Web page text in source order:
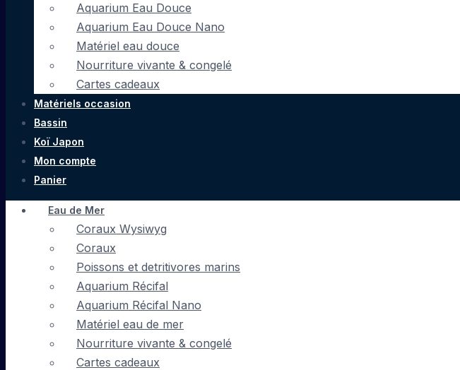
Aquarium Eau Douce
Aquarium Eau Douce Nano
Matériel eau douce
Nourriture vivante & congelé
Cartes cadeaux
Matériels occasion
Bassin
Koï Japon
Mon compte
Panier
Eau de Mer
Coraux Wysiwyg
Coraux
Poissons et detritivores marins
Aquarium Récifal
Aquarium Récifal Nano
Matériel eau de mer
Nourriture vivante & congelé
Cartes cadeaux